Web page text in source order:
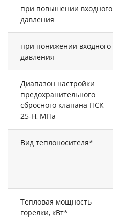
при повышении входного
давления
при понижении входного
давления
Диапазон настройки
предохранительного
сбросного клапана ПСК
25-Н, МПа
Вид теплоносителя*
Тепловая мощность
горелки, кВт*